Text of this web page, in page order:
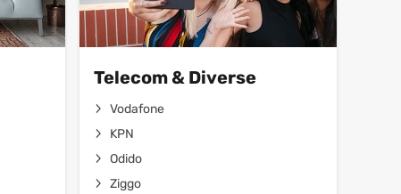
Telecom & Diverse
Vodafone
KPN
Odido
Ziggo